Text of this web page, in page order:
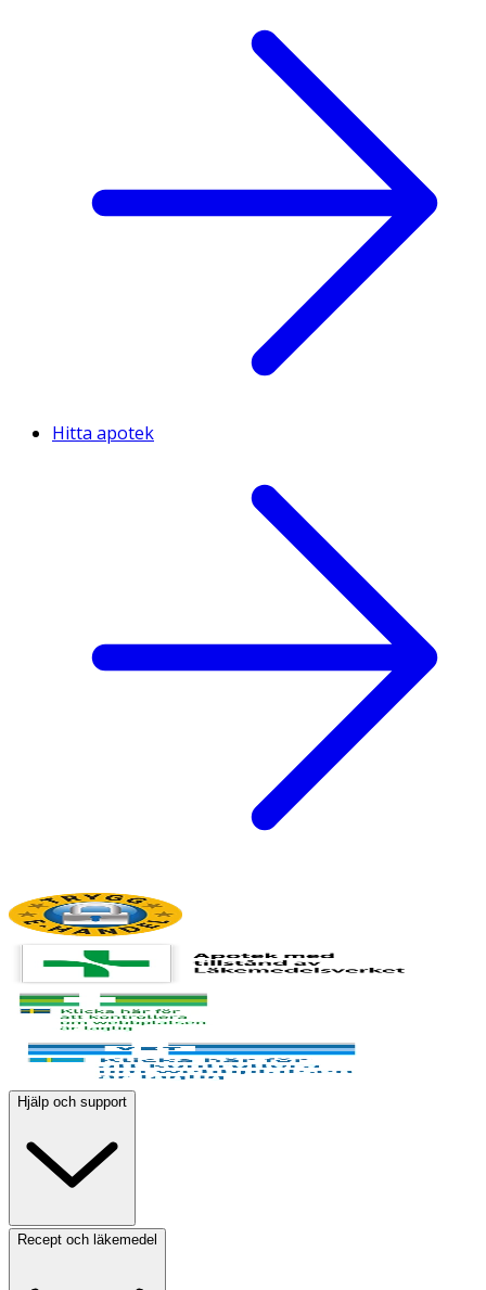
Hitta apotek
Hjälp och support
Recept och läkemedel